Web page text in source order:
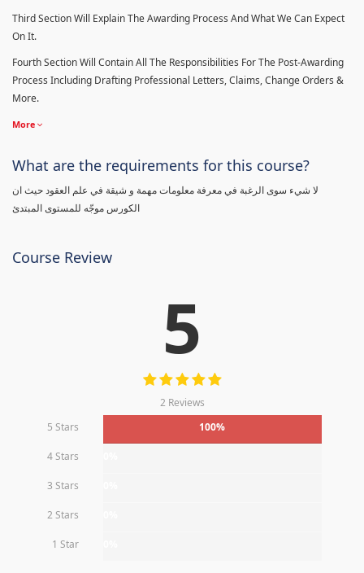
Third Section Will Explain The Awarding Process And What We Can Expect
On It.
Fourth Section Will Contain All The Responsibilities For The Post-Awarding
Process Including Drafting Professional Letters, Claims, Change Orders &
More.
More
What are the requirements for this course?
لا شيء سوى الرغبة في معرفة معلومات مهمة و شيقة في علم العقود حيث ان
الكورس موجّه للمستوى المبتدئ
Course Review
5
2 Reviews
5 Stars
100%
4 Stars
3 Stars
2 Stars
1 Star